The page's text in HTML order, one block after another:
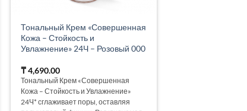
Тональный Крем «Совершенная
Кожа – Стойкость и
Увлажнение» 24Ч – Розовый 000
₸4,690.00
Тональный Крем «Совершенная
Кожа – Стойкость и Увлажнение»
24Ч* сглаживает поры, оставляя